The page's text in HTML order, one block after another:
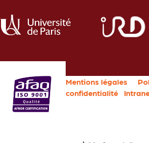
Mentions légales
confidentialité